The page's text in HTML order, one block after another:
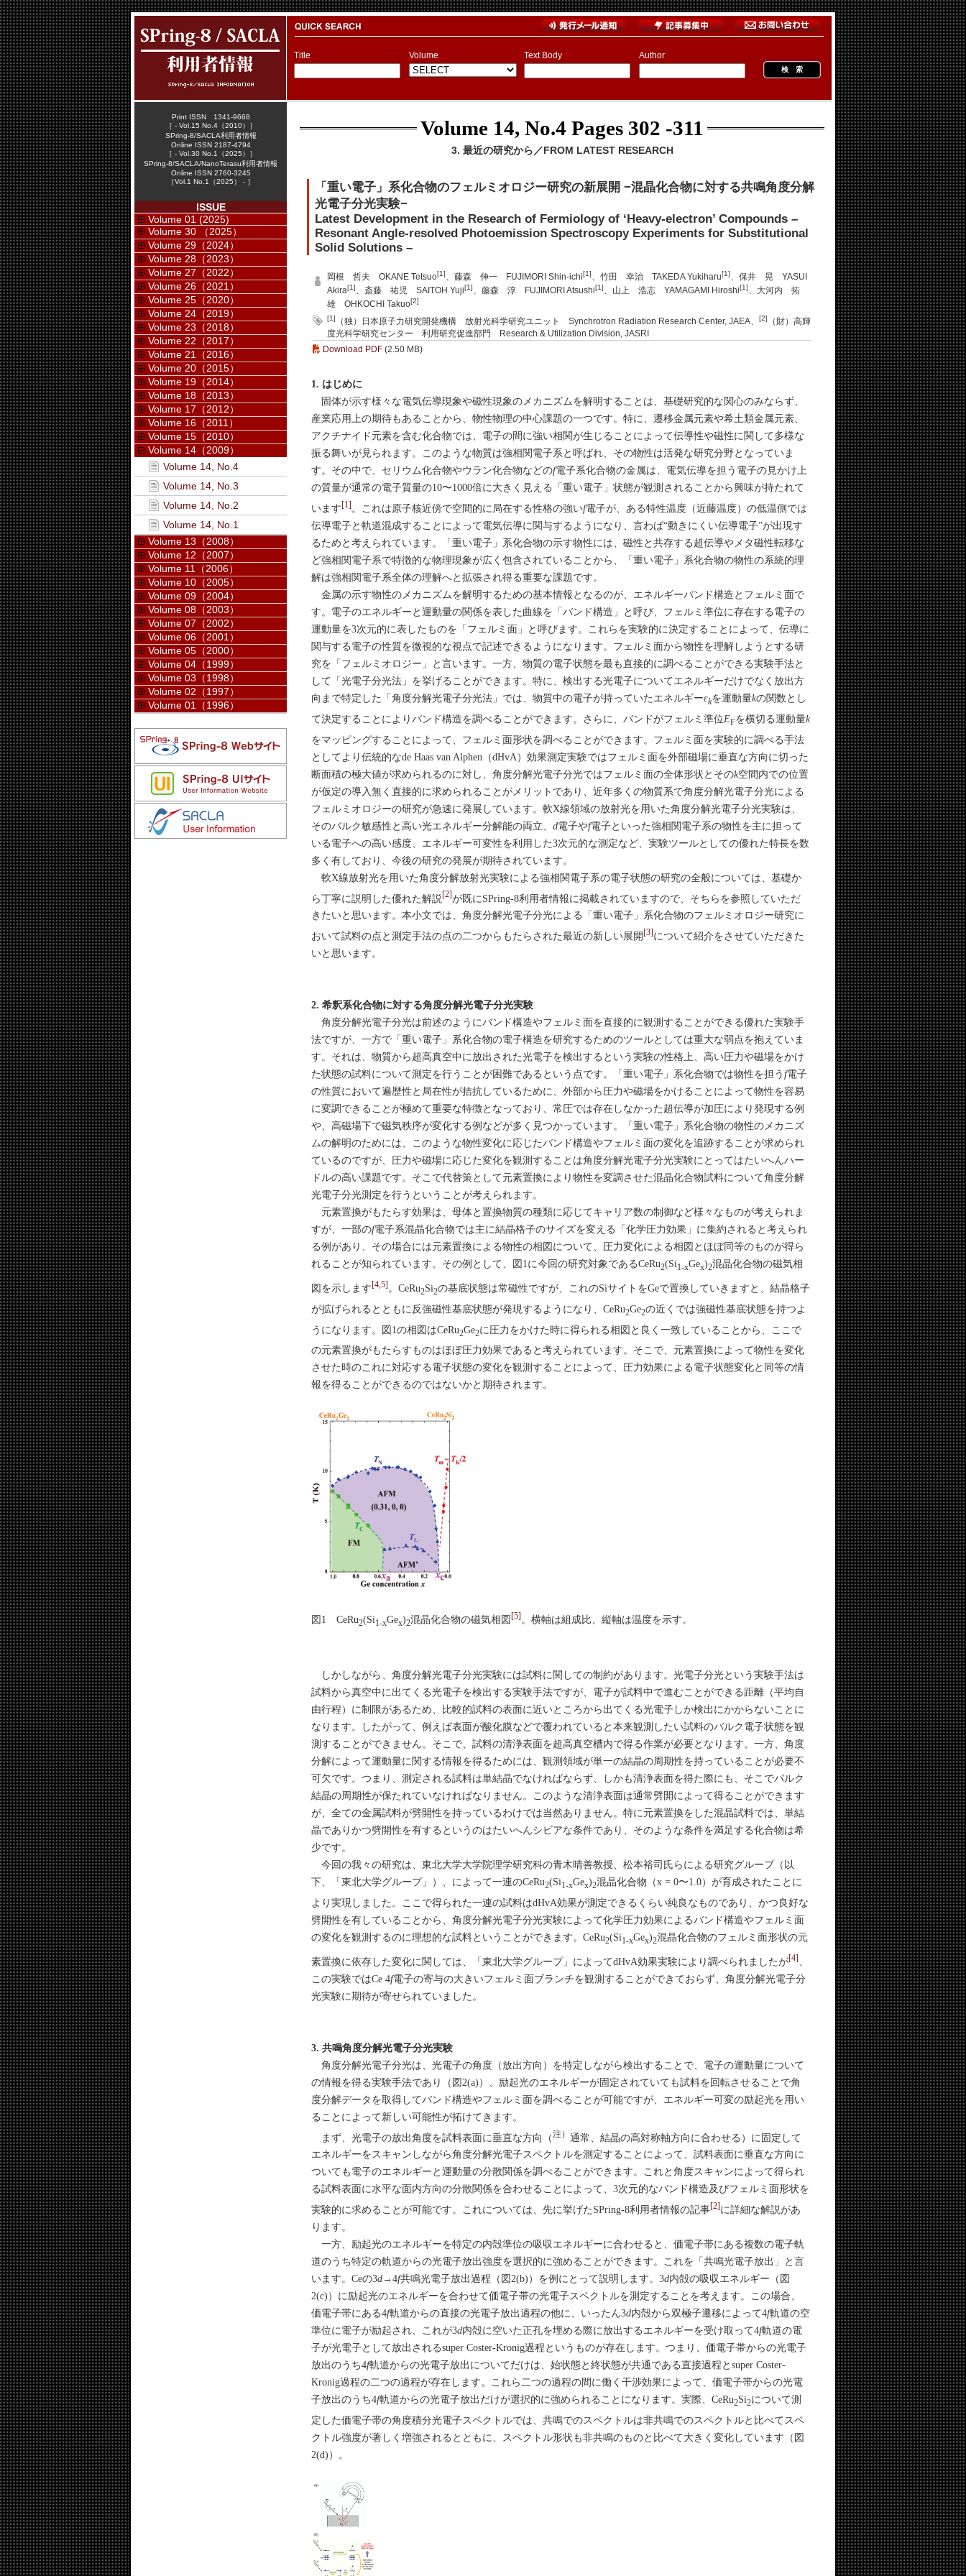
Title Volume Text Body Author
Volume 14, No.4 Pages 302 -311
3. 最近の研究から／FROM LATEST RESEARCH
「重い電子」系化合物のフェルミオロジー研究の新展開 −混晶化合物に対する共鳴角度分解
光電子分光実験−
Latest Development in the Research of Fermiology of ‘Heavy-electron’ Compounds –
Resonant Angle-resolved Photoemission Spectroscopy Experiments for Substitutional
Solid Solutions –
岡根 哲夫 OKANE Tetsuo[1]、藤森 伸一 FUJIMORI Shin-ichi[1]、竹田 幸治 TAKEDA Yukiharu[1]、保井 晃 YASUI
Akira[1]、斎藤 祐児 SAITOH Yuji[1]、藤森 淳 FUJIMORI Atsushi[1]、山上 浩志 YAMAGAMI Hiroshi[1]、大河内 拓
雄 OHKOCHI Takuo[2]
[1] （独）日本原子力研究開発機構 放射光科学研究ユニット Synchrotron Radiation Research Center, JAEA、 [2]
（財）高輝
度光科学研究センター 利用研究促進部門 Research & Utilization Division, JASRI
Download PDF (2.50 MB)
1. はじめに
固体が示す様々な電気伝導現象や磁性現象のメカニズムを解明することは、基礎研究的な関心のみならず、
産業応用上の期待もあることから、物性物理の中心課題の一つです。特に、遷移金属元素や希土類金属元素、
アクチナイド元素を含む化合物では、電子の間に強い相関が生じることによって伝導性や磁性に関して多様な
振る舞いが見られます。このような物質は強相関電子系と呼ばれ、その物性は活発な研究分野となっていま
す。その中で、セリウム化合物やウラン化合物などのf電子系化合物の金属は、電気伝導を担う電子の見かけ上
の質量が通常の電子質量の10〜1000倍に大きく見える「重い電子」状態が観測されることから興味が持たれて
います[1] 。これは原子核近傍で空間的に局在する性格の強いf電子が、ある特性温度（近藤温度）の低温側では
伝導電子と軌道混成することによって電気伝導に関与するようになり、言わば“動きにくい伝導電子”が出現す
るためと考えられています。「重い電子」系化合物の示す物性には、磁性と共存する超伝導やメタ磁性転移な
ど強相関電子系で特徴的な物理現象が広く包含されていることから、「重い電子」系化合物の物性の系統的理
解は強相関電子系全体の理解へと拡張され得る重要な課題です。
金属の示す物性のメカニズムを解明するための基本情報となるのが、エネルギーバンド構造とフェルミ面で
す。電子のエネルギーと運動量の関係を表した曲線を「バンド構造」と呼び、フェルミ準位に存在する電子の
運動量を3次元的に表したものを「フェルミ面」と呼びます。これらを実験的に決定することによって、伝導に
関与する電子の性質を微視的な視点で記述できるようになります。フェルミ面から物性を理解しようとする研
究を「フェルミオロジー」と言います。一方、物質の電子状態を最も直接的に調べることができる実験手法と
して「光電子分光法」を挙げることができます。特に、検出する光電子についてエネルギーだけでなく放出方
向まで特定した「角度分解光電子分光法」では、物質中の電子が持っていたエネルギーεkを運動量kの関数とし
て決定することによりバンド構造を調べることができます。さらに、バンドがフェルミ準位EFを横切る運動量k
をマッピングすることによって、フェルミ面形状を調べることができます。フェルミ面を実験的に調べる手法
としてより伝統的なde Haas van Alphen（dHvA）効果測定実験ではフェルミ面を外部磁場に垂直な方向に切った
断面積の極大値が求められるのに対し、角度分解光電子分光ではフェルミ面の全体形状とそのk空間内での位置
が仮定の導入無く直接的に求められることがメリットであり、近年多くの物質系で角度分解光電子分光による
フェルミオロジーの研究が急速に発展しています。軟X線領域の放射光を用いた角度分解光電子分光実験は、
そのバルク敏感性と高い光エネルギー分解能の両立、 d電子やf電子といった強相関電子系の物性を主に担って
いる電子への高い感度、エネルギー可変性を利用した3次元的な測定など、実験ツールとしての優れた特長を数
多く有しており、今後の研究の発展が期待されています。
軟X線放射光を用いた角度分解放射光実験による強相関電子系の電子状態の研究の全般については、基礎か
ら丁寧に説明した優れた解説 [2]が既にSPring-8利用者情報に掲載されていますので、そちらを参照していただ
きたいと思います。本小文では、角度分解光電子分光による「重い電子」系化合物のフェルミオロジー研究に
おいて試料の点と測定手法の点の二つからもたらされた最近の新しい展開 [3]について紹介をさせていただきた
いと思います。
2. 希釈系化合物に対する角度分解光電子分光実験
角度分解光電子分光は前述のようにバンド構造やフェルミ面を直接的に観測することができる優れた実験手
法ですが、一方で「重い電子」系化合物の電子構造を研究するためのツールとしては重大な弱点を抱えていま
す。それは、物質から超高真空中に放出された光電子を検出するという実験の性格上、高い圧力や磁場をかけ
た状態の試料について測定を行うことが困難であるという点です。「重い電子」系化合物では物性を担うf電子
の性質において遍歴性と局在性が拮抗しているために、外部から圧力や磁場をかけることによって物性を容易
に変調できることが極めて重要な特徴となっており、常圧では存在しなかった超伝導が加圧により発現する例
や、高磁場下で磁気秩序が変化する例などが多く見つかっています。「重い電子」系化合物の物性のメカニズ
ムの解明のためには、このような物性変化に応じたバンド構造やフェルミ面の変化を追跡することが求められ
ているのですが、圧力や磁場に応じた変化を観測することは角度分解光電子分光実験にとってはたいへんハー
ドルの高い課題です。そこで代替策として元素置換により物性を変調させた混晶化合物試料について角度分解
光電子分光測定を行うということが考えられます。
元素置換がもたらす効果は、母体と置換物質の種類に応じてキャリア数の制御など様々なものが考えられま
すが、一部のf電子系混晶化合物では主に結晶格子のサイズを変える「化学圧力効果」に集約されると考えられ
る例があり、その場合には元素置換による物性の相図について、圧力変化による相図とほぼ同等のものが得ら
れることが知られています。その例として、図1に今回の研究対象であるCeRu2(Si1-xGex)2混晶化合物の磁気相
図を示します[4,5] 。CeRu2Si2の基底状態は常磁性ですが、これのSiサイトをGeで置換していきますと、結晶格子
が拡げられるとともに反強磁性基底状態が発現するようになり、CeRu2Ge2の近くでは強磁性基底状態を持つよ
うになります。図1の相図はCeRu2Ge2に圧力をかけた時に得られる相図と良く一致していることから、ここで
の元素置換がもたらすものはほぼ圧力効果であると考えられています。そこで、元素置換によって物性を変化
させた時のこれに対応する電子状態の変化を観測することによって、圧力効果による電子状態変化と同等の情
報を得ることができるのではないかと期待されます。
図1 CeRu2(Si1-xGex)2混晶化合物の磁気相図 [5]。横軸は組成比、縦軸は温度を示す。
しかしながら、角度分解光電子分光実験には試料に関しての制約があります。光電子分光という実験手法は
試料から真空中に出てくる光電子を検出する実験手法ですが、電子が試料中で進むことができる距離（平均自
由行程）に制限があるため、比較的試料の表面に近いところから出てくる光電子しか検出にかからないことに
なります。したがって、例えば表面が酸化膜などで覆われていると本来観測したい試料のバルク電子状態を観
測することができません。そこで、試料の清浄表面を超高真空槽内で得る作業が必要となります。一方、角度
分解によって運動量に関する情報を得るためには、観測領域が単一の結晶の周期性を持っていることが必要不
可欠です。つまり、測定される試料は単結晶でなければならず、しかも清浄表面を得た際にも、そこでバルク
結晶の周期性が保たれていなければなりません。このような清浄表面は通常劈開によって得ることができます
が、全ての金属試料が劈開性を持っているわけでは当然ありません。特に元素置換をした混晶試料では、単結
晶でありかつ劈開性を有するというのはたいへんシビアな条件であり、そのような条件を満足する化合物は希
少です。
今回の我々の研究は、東北大学大学院理学研究科の青木晴善教授、松本裕司氏らによる研究グループ（以
下、「東北大学グループ」）、によって一連のCeRu2(Si1-xGex)2混晶化合物（x = 0〜1.0）が育成されたことに
より実現しました。ここで得られた一連の試料はdHvA効果が測定できるくらい純良なものであり、かつ良好な
劈開性を有していることから、角度分解光電子分光実験によって化学圧力効果によるバンド構造やフェルミ面
の変化を観測するのに理想的な試料ということができます。CeRu2(Si1-xGex)2混晶化合物のフェルミ面形状の元
素置換に依存した変化に関しては、「東北大学グループ」によってdHvA効果実験により調べられましたが[4]
この実験ではCe 4f電子の寄与の大きいフェルミ面ブランチを観測することができておらず、角度分解光電子分
光実験に期待が寄せられていました。
3. 共鳴角度分解光電子分光実験
角度分解光電子分光は、光電子の角度（放出方向）を特定しながら検出することで、電子の運動量について
の情報を得る実験手法であり（図2(a)）、励起光のエネルギーが固定されていても試料を回転させることで角
度分解データを取得してバンド構造やフェルミ面を調べることが可能ですが、エネルギー可変の励起光を用い
ることによって新しい可能性が拓けてきます。
まず、光電子の放出角度を試料表面に垂直な方向（注） 通常、結晶の高対称軸方向に合わせる）に固定して
エネルギーをスキャンしながら角度分解光電子スペクトルを測定することによって、試料表面に垂直な方向に
ついても電子のエネルギーと運動量の分散関係を調べることができます。これと角度スキャンによって得られ
る試料表面に水平な面内方向の分散関係を合わせることによって、3次元的なバンド構造及びフェルミ面形状を
実験的に求めることが可能です。これについては、先に挙げたSPring-8利用者情報の記事[2]に詳細な解説があ
ります。
一方、励起光のエネルギーを特定の内殻準位の吸収エネルギーに合わせると、価電子帯にある複数の電子軌
道のうち特定の軌道からの光電子放出強度を選択的に強めることができます。これを「共鳴光電子放出」と言
います。Ceの3d→4f共鳴光電子放出過程（図2(b)）を例にとって説明します。3d内殻の吸収エネルギー（図
2(c)）に励起光のエネルギーを合わせて価電子帯の光電子スペクトルを測定することを考えます。この場合、
価電子帯にある4f軌道からの直接の光電子放出過程の他に、いったん3d内殻から双極子遷移によって4f軌道の空
準位に電子が励起され、これが3d内殻に空いた正孔を埋める際に放出するエネルギーを受け取って4f軌道の電
子が光電子として放出されるsuper Coster-Kronig過程というものが存在します。つまり、価電子帯からの光電子
放出のうち4f軌道からの光電子放出についてだけは、始状態と終状態が共通である直接過程とsuper Coster-
Kronig過程の二つの過程が存在します。これら二つの過程の間に働く干渉効果によって、価電子帯からの光電
子放出のうち4f軌道からの光電子放出だけが選択的に強められることになります。実際、CeRu2Si2について測
定した価電子帯の角度積分光電子スペクトルでは、共鳴でのスペクトルは非共鳴でのスペクトルと比べてスペ
クトル強度が著しく増強されるとともに、スペクトル形状も非共鳴のものと比べて大きく変化しています（図
2(d)）。
Print ISSN 1341-9668
［ - Vol.15 No.4（2010）］
SPring-8/SACLA利用者情報
Online ISSN 2187-4794
［ - Vol.30 No.1（2025）］
SPring-8/SACLA/NanoTerasu利用者情報
Online ISSN 2760-3245
［Vol.1 No.1（2025） - ］
ISSUE
Volume 01 (2025)
Volume 30 （2025）
Volume 29（2024）
Volume 28（2023）
Volume 27（2022）
Volume 26（2021）
Volume 25（2020）
Volume 24（2019）
Volume 23（2018）
Volume 22（2017）
Volume 21（2016）
Volume 20（2015）
Volume 19（2014）
Volume 18（2013）
Volume 17（2012）
Volume 16（2011）
Volume 15（2010）
Volume 14（2009）
Volume 14, No.4
Volume 14, No.3
Volume 14, No.2
Volume 14, No.1
Volume 13（2008）
Volume 12（2007）
Volume 11（2006）
Volume 10（2005）
Volume 09（2004）
Volume 08（2003）
Volume 07（2002）
Volume 06（2001）
Volume 05（2000）
Volume 04（1999）
Volume 03（1998）
Volume 02（1997）
Volume 01（1996）